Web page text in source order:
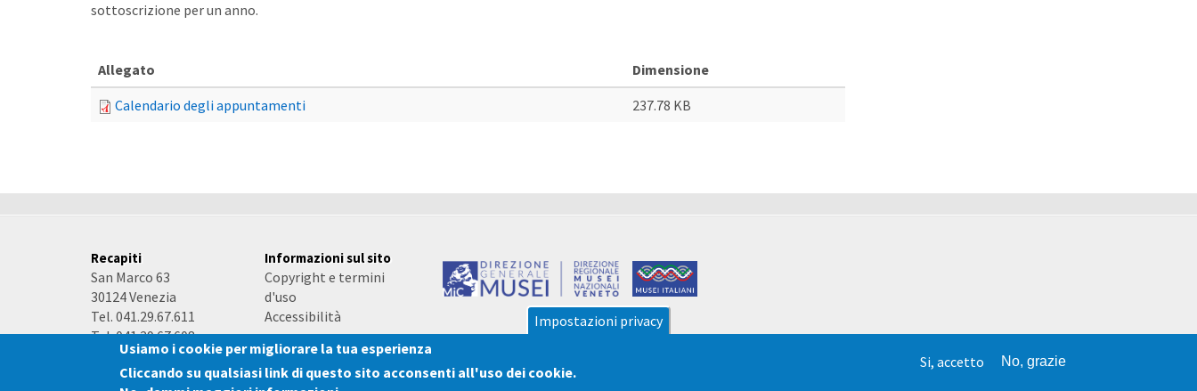
Impostazioni privacy
Usiamo i cookie per migliorare la tua esperienza
Cliccando su qualsiasi link di questo sito acconsenti all'uso dei cookie.
Si, accetto No, grazie
sottoscrizione per un anno.
Allegato
Dimensione
Calendario degli appuntamenti
237.78 KB
Recapiti
San Marco 63
30124 Venezia
Tel. 041.29.67.611
Tel. 041.29.67.608
e-mail-
Informazioni sul sito
Copyright e termini
d'uso
Accessibilità